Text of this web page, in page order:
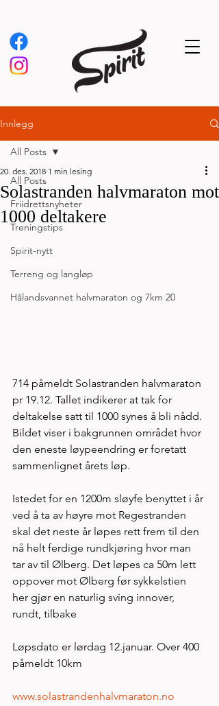
Innlegg
All Posts
Friidrettsnyheter
Treningstips
Spirit-nytt
Terreng og langløp
Hålandsvannet halvmaraton og 7km 20
All Posts
Solastranden halvmaraton mot
1000 deltakere
20. des. 2018 1 min lesing
714 påmeldt Solastranden halvmaraton
pr 19.12. Tallet indikerer at tak for
deltakelse satt til 1000 synes å bli nådd.
Bildet viser i bakgrunnen området hvor
den eneste løypeendring er foretatt
sammenlignet årets løp.
Istedet for en 1200m sløyfe benyttet i år
ved å ta av høyre mot Regestranden
skal det neste år løpes rett frem til den
nå helt ferdige rundkjøring hvor man
tar av til Ølberg. Det løpes ca 50m lett
oppover mot Ølberg før sykkelstien
her gjør en naturlig sving innover,
rundt, tilbake
Løpsdato er lørdag 12.januar. Over 400
påmeldt 10km
www.solastrandenhalvmaraton.no